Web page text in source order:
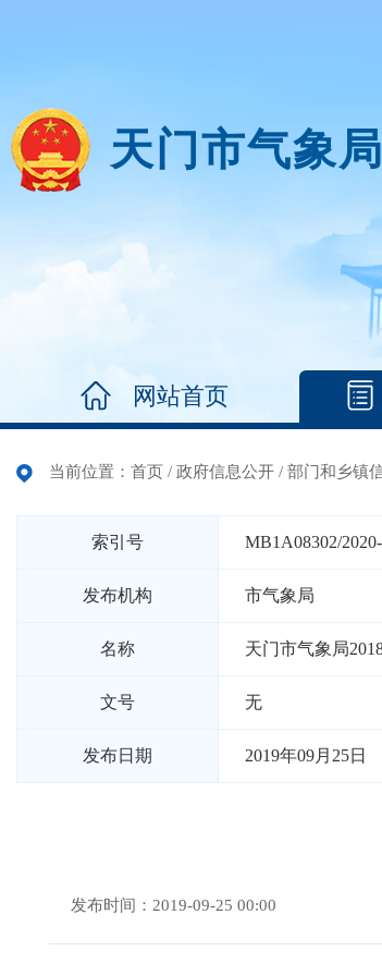
天门市气象局
网站首页
当前位置： 首页 / 政府信息公开 / 部门和乡镇
索引号 MB1A08302/
发布机构 市气象局
名称 天门市气象局
文号 无
发布日期 2019年09月25日
发布时间：2019-09-25 00:00